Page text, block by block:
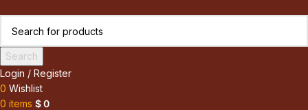
Search
Login / Register
0 Wishlist
0 items $0